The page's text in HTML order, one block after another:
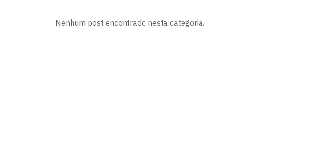
Nenhum post encontrado nesta categoria.